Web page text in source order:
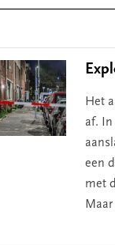
Het
af. In
een
met
begint bij